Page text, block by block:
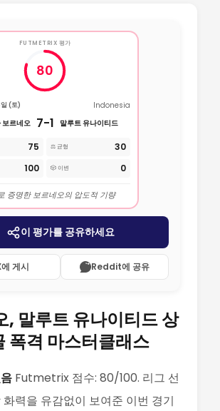
FUTMETRIX 평가
80
(토)
Indonesia
보르네오
7-1 말루트 유나이티드
75 ⚖️ 균형 30
100 🎲 이변 0
증명한 보르네오의 압도적 기량
이 평가를 공유하세요
게시 Reddit에 공유
, 말루트 유나이티드 상
폭격 마스터클래스
Futmetrix 점수: 80/100. 리그 선
력을 유감없이 보여준 이번 경기